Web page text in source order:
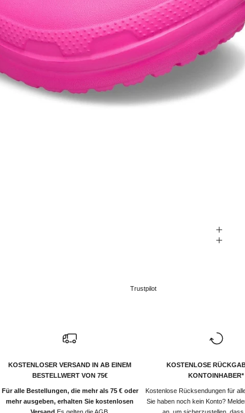
Trustpilot
KOSTENLOSER VERSAND IN AB EINEM
BESTELLWERT VON 75€
Für alle Bestellungen, die mehr als 75 € oder
mehr ausgeben, erhalten Sie kostenlosen
KOSTENLOSE
KONTOINHABER*
Kostenlose Rücksendungen für
Sie haben noch kein Konto?